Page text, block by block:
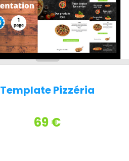
Template Pizzéria
69 €